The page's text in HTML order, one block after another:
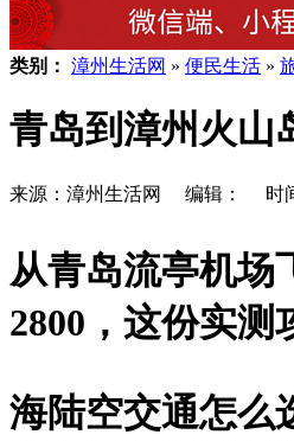
类别： 漳州生活网 » 便民生活 »
青岛到漳州火山
来源：漳州生活网 编辑： 时
从青岛流亭机场
2800，这份实
海陆空交通怎么